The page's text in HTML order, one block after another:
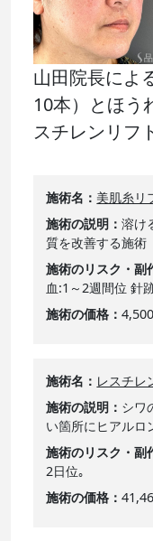
山田院長に
10本）とほう
スチレンリフ
施術名
美肌糸リ
施術の説明
溶け
質を改善する施術
施術のリスク・副
血:1～2週間位 針
施術の価格
施術名
レスチ
施術の説明
シワ
い箇所にヒアルロ
施術のリスク・副
2日位｡
施術の価格